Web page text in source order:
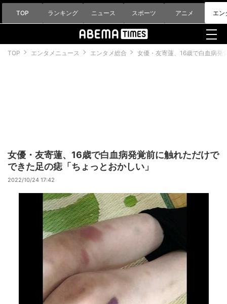
TOP ランキング ニュース スポーツ アニメ エン
TOP エンタメニュース エンタメ総合 女優・友寄蓮、16歳で白血病発
女優・友寄蓮、16歳で白血病発覚前に触れただけで
できた足の痣「ちょっとおかしい」
2022/10/24 17:42